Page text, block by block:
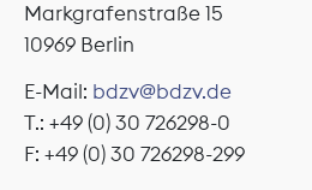
Markgrafenstraße 15
10969 Berlin
E-Mail: bdzv@bdzv.de
T.: +49 (0) 30 726298-0
F: +49 (0) 30 726298-299